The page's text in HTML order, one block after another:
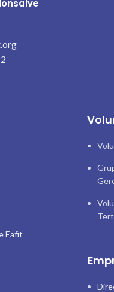
Eafit